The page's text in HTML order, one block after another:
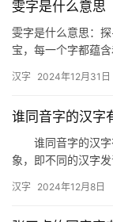
雯字是什么意思
雯字是什么意思：
宝，每一个字都蕴
涵…
汉字 2024年12月31日
谁同音字的汉字
谁同音字的汉字
象，即不同的汉字
本…
汉字 2024年12月8日